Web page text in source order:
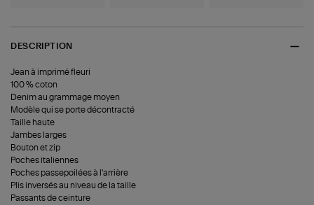
DESCRIPTION
Jean à imprimé fleuri
100 % coton
Denim au grammage moyen
Modèle qui se porte décontracté
Taille haute
Jambes larges
Bouton et zip
Poches italiennes
Poches passepoilées à l'arrière
Plis inversés au niveau de la taille
Passants de ceinture